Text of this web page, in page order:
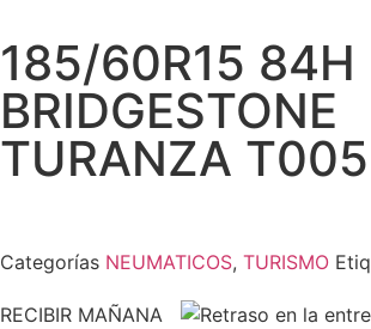
185/60R15 84H
BRIDGESTONE
TURANZA T005
Categorías NEUMATICOS, TURISMO
RECIBIR MAÑANA